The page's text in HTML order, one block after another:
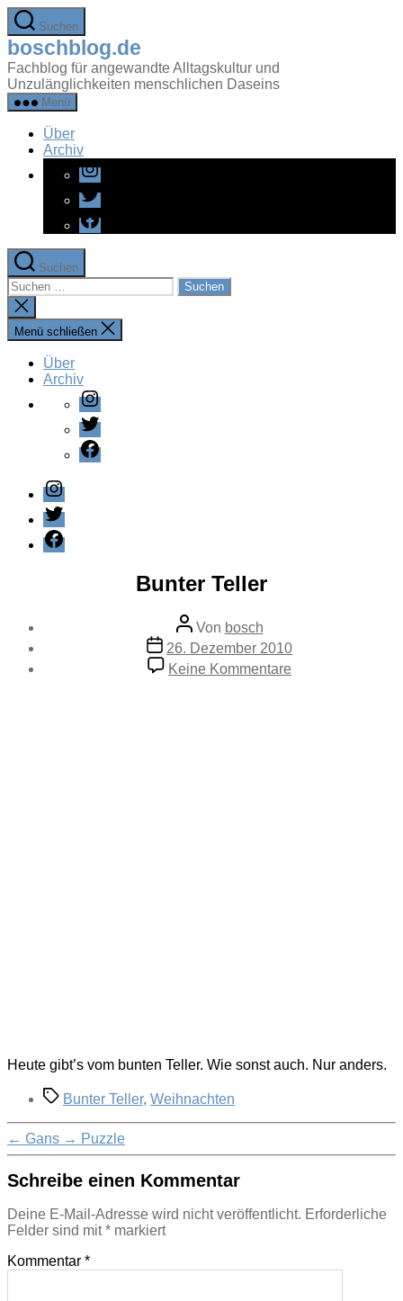
Zum
Inhalt
springen
Suchen
boschblog.de
Fachblog für angewandte Alltagskultur und
Unzulänglichkeiten menschlichen Daseins
Menü
Über
Archiv
Instagram
Twitter
Facebook
Suchen
Suchen
nach:
Suche
schließen
Menü schließen
Über
Archiv
Instagram
Twitter
Facebook
Instagram
Twitter
Facebook
Bunter Teller
Beitragsautor
Von bosch
Veröffentlichungsdatum
26. Dezember 2010
Keine Kommentare
Bunter
Heute gibt’s vom bunten Teller. Wie sonst auch. Nur anders.
Schlagwörter
Bunter Teller, Weihnachten
← Gans → Puzzle
Schreibe einen Kommentar
Deine E-Mail-Adresse wird nicht veröffentlicht. Erforderliche
Felder sind mit* markiert
Kommentar *